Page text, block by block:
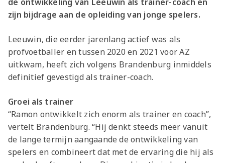
zijn bijdrage aan de opleiding van jonge spelers.
Leeuwin, die eerder jarenlang actief was als
profvoetballer en tussen 2020 en 2021 voor AZ
uitkwam, heeft zich volgens Brandenburg inmiddels
definitief gevestigd als trainer-coach.
Groei als trainer
“Ramon ontwikkelt zich enorm als trainer en coach”,
vertelt Brandenburg. “Hij denkt steeds meer vanuit
de lange termijn aangaande de ontwikkeling van
spelers en combineert dat met de ervaring die hij als